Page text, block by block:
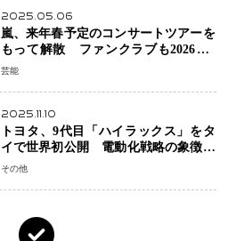
2025.05.06
嵐、来年春予定のコンサートツアーを
もって解散 ファンクラブも2026年5
月末で活動終了
芸能
2025.11.10
トヨタ、9代目「ハイラックス」をタ
イで世界初公開 電動化戦略の象徴と
なるBEVモデルを初設定
その他